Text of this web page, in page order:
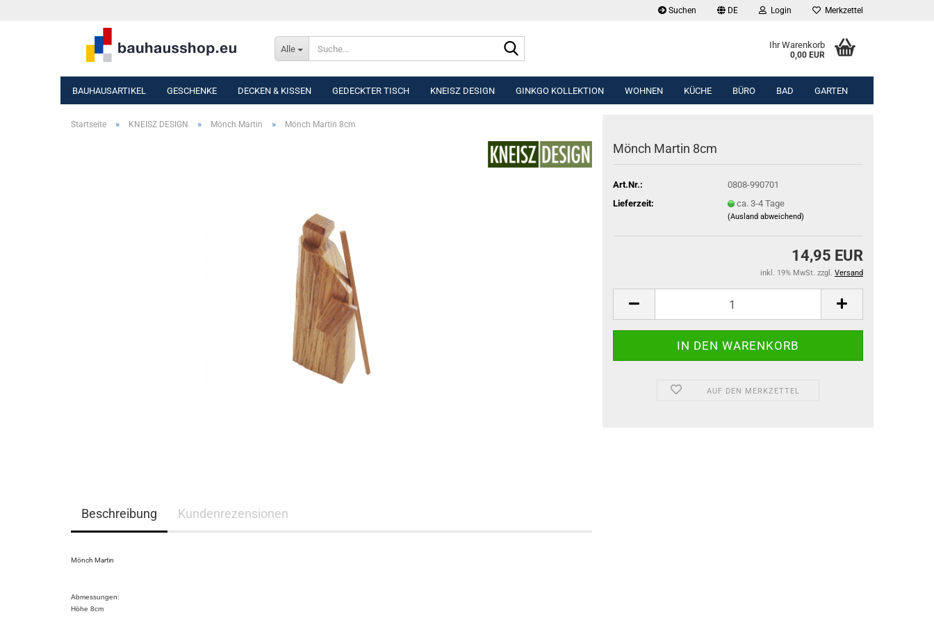
Suchen DE Login Merkzettel
Alle Ihr Warenkorb
0,00 EUR
BAUHAUSARTIKEL GESCHENKE DECKEN & KISSEN GEDECKTER TISCH KNEISZ DESIGN GINKGO KOLLEKTION WOHNEN KÜCHE BÜRO BAD GARTEN
Startseite » KNEISZ DESIGN » Mönch Martin » Mönch Martin 8cm
Mönch Martin 8cm
Art.Nr.:
0808-990701
Lieferzeit:
ca. 3-4 Tage
(Ausland abweichend)
14,95 EUR
inkl. 19% MwSt. zzgl. Versand
AUF DEN MERKZETTEL
Beschreibung Kundenrezensionen
Mönch Martin
Abmessungen:
Höhe 8cm